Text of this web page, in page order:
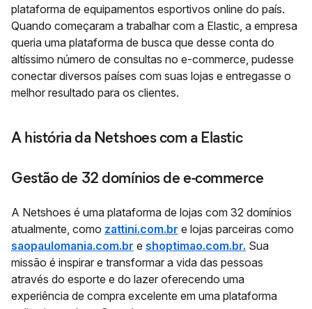
plataforma de equipamentos esportivos online do país.
Quando começaram a trabalhar com a Elastic, a empresa
queria uma plataforma de busca que desse conta do
altíssimo número de consultas no e-commerce, pudesse
conectar diversos países com suas lojas e entregasse o
melhor resultado para os clientes.
A história da Netshoes com a Elastic
Gestão de 32 domínios de e-commerce
A Netshoes é uma plataforma de lojas com 32 domínios
atualmente, como zattini.com.br e lojas parceiras como
saopaulomania.com.br e shoptimao.com.br. Sua
missão é inspirar e transformar a vida das pessoas
através do esporte e do lazer oferecendo uma
experiência de compra excelente em uma plataforma